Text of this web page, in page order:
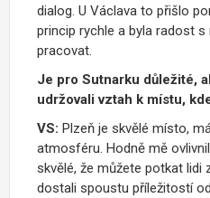
dialog. U Václava to přišlo
princip rychle a byla radost
pracovat.
Je pro Sutnarku důležité,
udržovali vztah k místu,
VS: Plzeň je skvělé místo,
atmosféru. Hodně mě
skvělé, že můžete potkat lidi
dostali spoustu příležitostí